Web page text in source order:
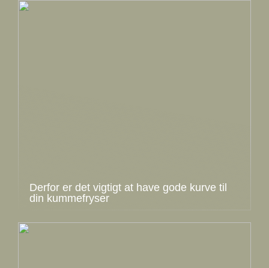
Derfor er det vigtigt at have gode kurve til
din kummefryser